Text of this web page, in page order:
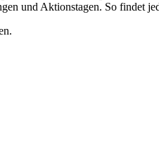
und Aktionstagen. So findet